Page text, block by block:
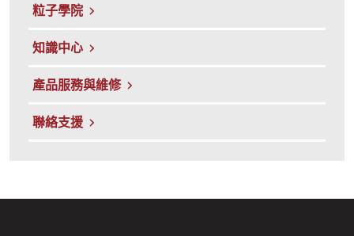
粒子學院
知識中心
產品服務與維修
聯絡支援